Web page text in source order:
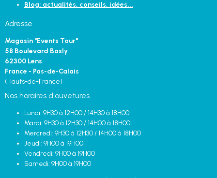
Blog: actualités, conseils, idées...
Adresse
Magasin "Events Tour"
58 Boulevard Basly
62300 Lens
France - Pas-de-Calais
(Hauts-de-France)
Nos horaires d'ouvetures
Lundi: 9H30 à 12H00 / 14H30 à 18H00
Mardi: 9H30 à 12H30 / 14H00 à 18H00
Mercredi: 9H30 à 12H30 / 14H00 à 18H00
Jeudi: 9H00 à 19H00
Vendredi: 9H00 à 19H00
Samedi: 9H00 à 19H00